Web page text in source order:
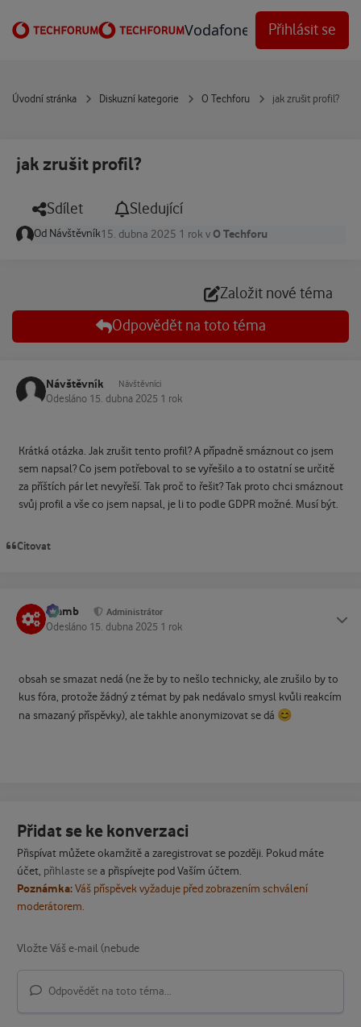
Vodafone Techforum
Přihlásit se
Úvodní stránka Diskuzní kategorie O Techforu jak zrušit profil?
jak zrušit profil?
Sdílet Sledující
Od Návštěvník15. dubna 2025 1 rokv O Techforu
Založit nové téma
Odpovědět na toto téma
Návštěvník Návštěvníci
Odesláno 15. dubna 2025 1 rok
Krátká otázka. Jak zrušit tento profil? A případně smáznout co jsem
sem napsal? Co jsem potřeboval to se vyřešilo a to ostatní se určitě
za příštích pár let nevyřeší. Tak proč to řešit? Tak proto chci smáznout
svůj profil a vše co jsem napsal, je li to podle GDPR možné. Musí být.
Citovat
Slamb Administrátor
Odesláno 15. dubna 2025 1 rok
obsah se smazat nedá (ne že by to nešlo technicky, ale zrušilo by to
kus fóra, protože žádný z témat by pak nedávalo smysl kvůli reakcím
na smazaný příspěvky), ale takhle anonymizovat se dá 😊
Přidat se ke konverzaci
Přispívat můžete okamžitě a zaregistrovat se později. Pokud máte
účet, přihlaste sea přispívejte pod Vaším účtem.
Poznámka:Váš příspěvek vyžaduje před zobrazením schválení
moderátorem.
Odpovědět na toto téma...